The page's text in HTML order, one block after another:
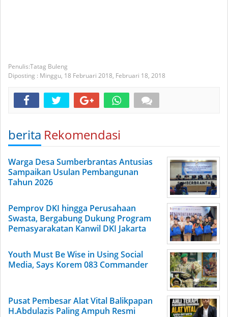
Tatag Buleng
Diposting : Minggu, 18 Februari 2018, Februari 18, 2018
berita Rekomendasi
Warga Desa Sumberbrantas Antusias
Sampaikan Usulan Pembangunan
Tahun 2026
Pemprov DKI hingga Perusahaan
Swasta, Bergabung Dukung Program
Pemasyarakatan Kanwil DKI Jakarta
Youth Must Be Wise in Using Social
Media, Says Korem 083 Commander
Pusat Pembesar Alat Vital Balikpapan
H.Abdulazis Paling Ampuh Resmi